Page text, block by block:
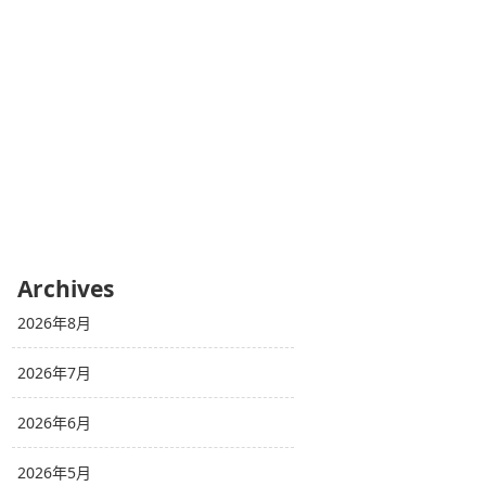
Archives
2026年8月
2026年7月
2026年6月
2026年5月